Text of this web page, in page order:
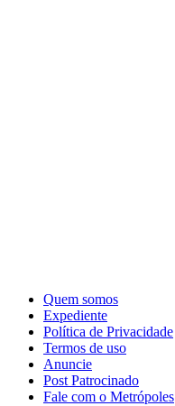
Quem somos
Expediente
Política de Privacidade
Termos de uso
Anuncie
Post Patrocinado
Fale com o Metrópoles